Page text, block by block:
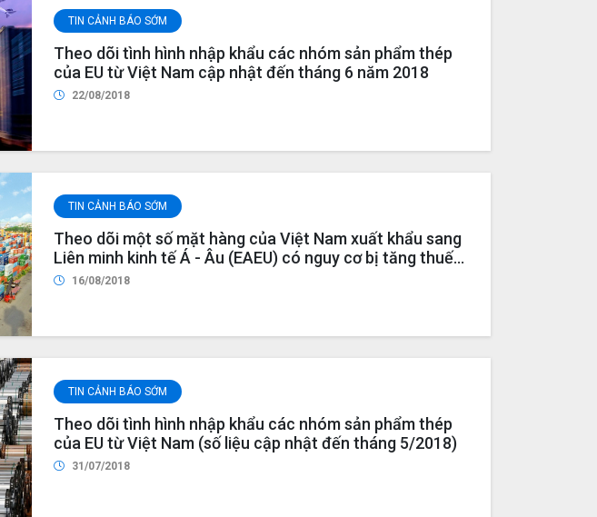
TIN CẢNH BÁO SỚM
Theo dõi tình hình nhập khẩu các nhóm sản phẩm thép
của EU từ Việt Nam cập nhật đến tháng 6 năm 2018
22/08/2018
TIN CẢNH BÁO SỚM
Theo dõi một số mặt hàng của Việt Nam xuất khẩu sang
Liên minh kinh tế Á - Âu (EAEU) có nguy cơ bị tăng thuế
nhập khẩu lên mức MFN do EAEU áp dụng cơ chế tự vệ
16/08/2018
TIN CẢNH BÁO SỚM
Theo dõi tình hình nhập khẩu các nhóm sản phẩm thép
của EU từ Việt Nam (số liệu cập nhật đến tháng 5/2018)
31/07/2018